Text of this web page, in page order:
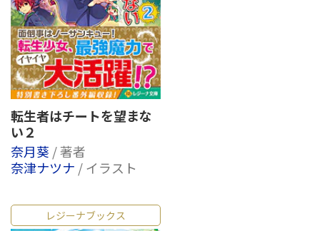
転生者はチートを望まな
い２
奈月葵 / 著者
奈津ナツナ / イラスト
レジーナブックス